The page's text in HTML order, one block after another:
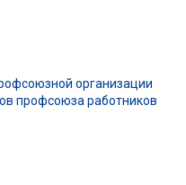
организации
профсоюза работников